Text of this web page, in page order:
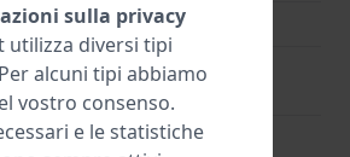
22 mm
fibbia
18 mm
Azzurro o blu
sulla privacy
utilizza diversi tipi
alcuni tipi abbiamo
vostro consenso.
e le statistiche